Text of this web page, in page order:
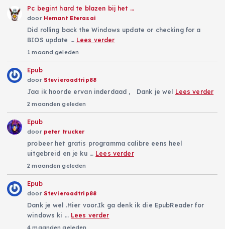
Pc begint hard te blazen bij het …
door Hemant Eterasai
Did rolling back the Windows update or checking for a
BIOS update … Lees verder
1 maand geleden
Epub
door Stevieroadtrip88
Jaa ik hoorde ervan inderdaad , Dank je wel Lees verder
2 maanden geleden
Epub
door peter trucker
probeer het gratis programma calibre eens heel
uitgebreid en je ku … Lees verder
2 maanden geleden
Epub
door Stevieroadtrip88
Dank je wel .Hier voor.Ik ga denk ik die EpubReader for
windows ki … Lees verder
4 maanden geleden